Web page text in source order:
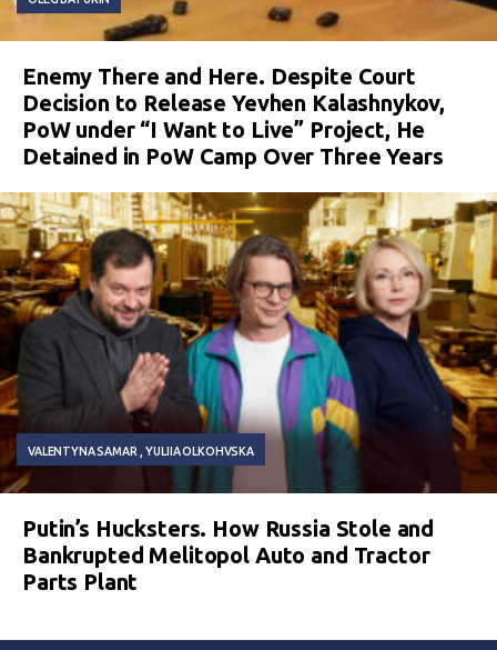
Enemy There and Here. Despite Court
Decision to Release Yevhen Kalashnykov,
PoW under “I Want to Live” Project, He
Detained in PoW Camp Over Three Years
VALENTYNA SAMAR YULIIA OLKOHVSKA
Putin’s Hucksters. How Russia Stole and
Bankrupted Melitopol Auto and Tractor
Parts Plant